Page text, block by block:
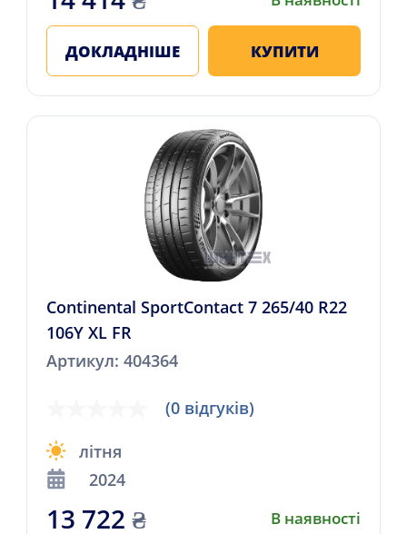
ДОКЛАДНІШЕ КУПИТИ
Continental SportContact 7 265/40 R22
106Y XL FR
Артикул: 404364
(0 відгуків)
літня
2024
13 722 ₴ В наявності